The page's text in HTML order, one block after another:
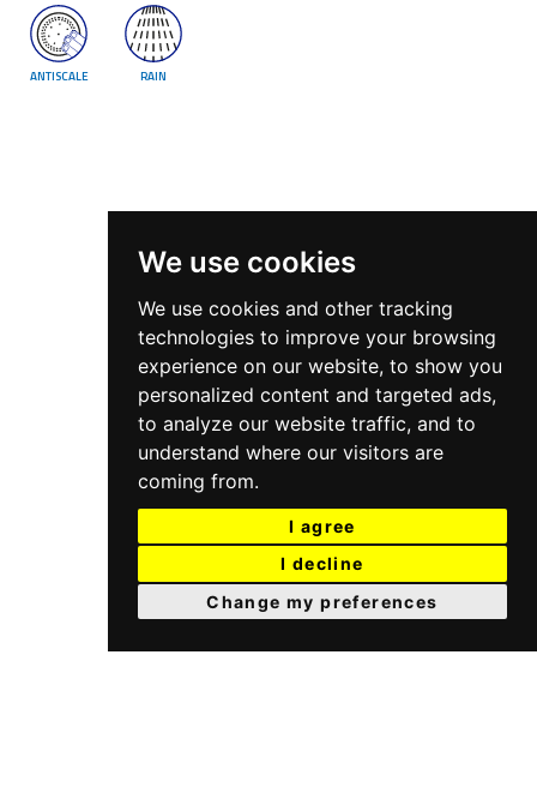
We use cookies
We use cookies and other tracking
technologies to improve your browsing
experience on our website, to show you
personalized content and targeted ads,
to analyze our website traffic, and to
understand where our visitors are
coming from.
I agree
I decline
Change my preferences
ANTISCALE RAIN